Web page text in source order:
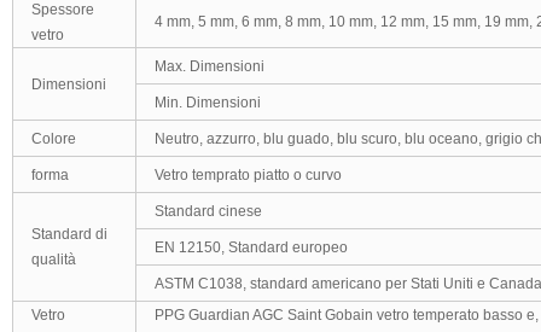
Spessore
vetro
4 mm, 5 mm, 6 mm, 8 mm, 10 mm, 12 mm, 15 mm, 19 mm,
Dimensioni
Max. Dimensioni
Min. Dimensioni
Colore Neutro, azzurro, blu guado, blu scuro, blu oceano, grigio
forma Vetro temprato piatto o curvo
Standard di
qualità
Standard cinese
EN 12150, Standard europeo
ASTM C1038, standard americano per Stati Uniti e
Vetro
PPG Guardian AGC Saint Gobain vetro temperato basso